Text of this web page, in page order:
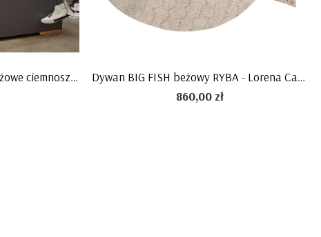
Łóżko 90x200 Snap młodzieżowe ciemnoszare plus drewno firmy Pinio
Dywan BIG FISH beżowy RYBA - Lorena Canals
860,00 zł